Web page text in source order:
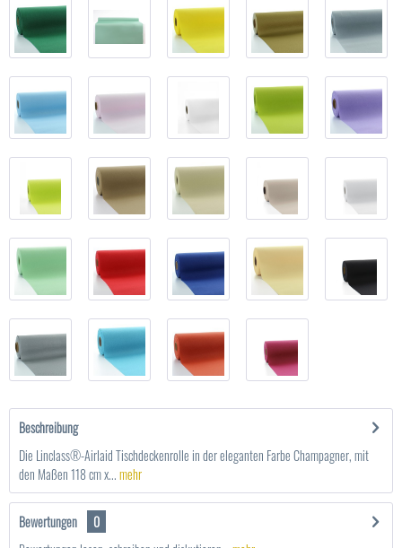
Beschreibung
Die Linclass®-Airlaid Tischdeckenrolle in der eleganten Farbe Champagner, mit
den Maßen 118 cm x...mehr
Bewertungen
0